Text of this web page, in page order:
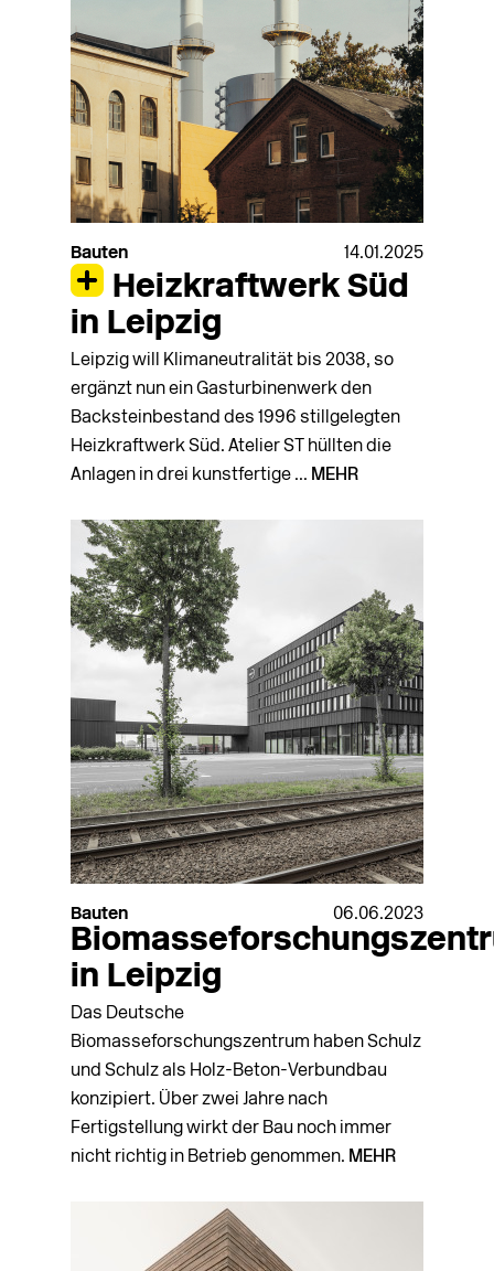
Bauten 14.01.2025
Heizkraftwerk Süd
in Leipzig
Leipzig will Klimaneutralität bis 2038, so
ergänzt nun ein Gasturbinenwerk den
Backsteinbestand des 1996 stillgelegten
Heizkraftwerk Süd. Atelier ST hüllten die
Anlagen in drei kunstfertige ... MEHR
Bauten 06.06.2023
in Leipzig
Das Deutsche
Biomasseforschungszentrum haben Schulz
und Schulz als Holz-Beton-Verbundbau
konzipiert. Über zwei Jahre nach
Fertigstellung wirkt der Bau noch immer
nicht richtig in Betrieb genommen. MEHR